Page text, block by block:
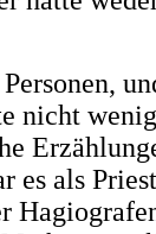
nicht
es als